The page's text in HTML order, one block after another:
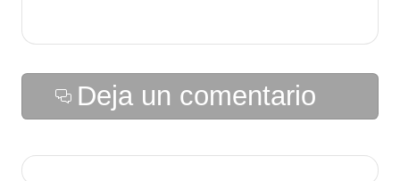
Deja un comentario